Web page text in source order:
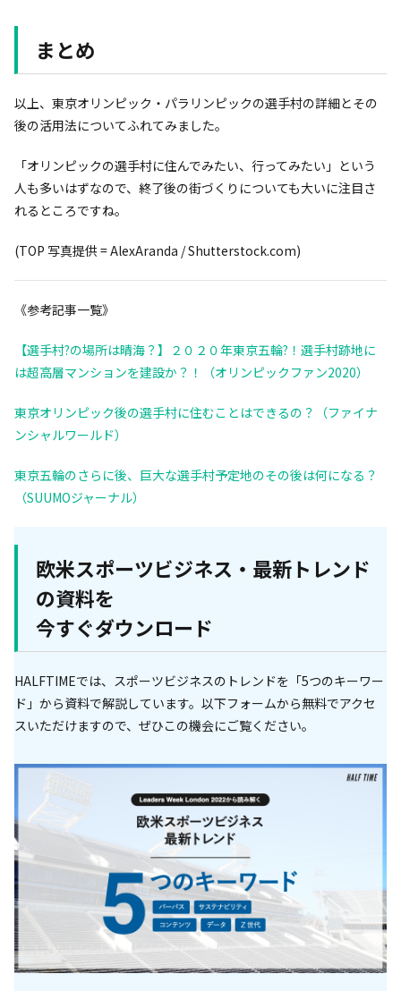
まとめ
以上、東京オリンピック・パラリンピックの選手村の詳細とその
後の活用法についてふれてみました。
「オリンピックの選手村に住んでみたい、行ってみたい」という
人も多いはずなので、終了後の街づくりについても大いに注目さ
れるところですね。
(TOP 写真提供 = AlexAranda / Shutterstock.com)
《参考記事一覧》
【選手村?の場所は晴海？】２０２０年東京五輪?！選手村跡地に
は超高層マンションを建設か？！（オリンピックファン2020）
東京オリンピック後の選手村に住むことはできるの？（ファイナ
ンシャルワールド）
東京五輪のさらに後、巨大な選手村予定地のその後は何になる？
（SUUMOジャーナル）
欧米スポーツビジネス・最新トレンド
の資料を
今すぐダウンロード
HALFTIMEでは、スポーツビジネスのトレンドを「5つのキーワー
ド」から資料で解説しています。以下フォームから無料でアクセ
スいただけますので、ぜひこの機会にご覧ください。